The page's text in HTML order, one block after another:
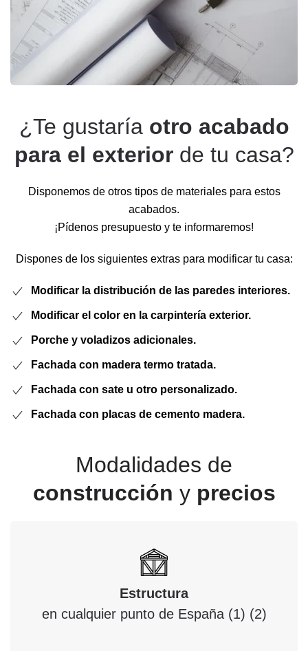
¿Te gustaría otro acabado
para el exteriorde tu casa?
Disponemos de otros tipos de materiales para estos
acabados.
¡Pídenos presupuesto y te informaremos!
Dispones de los siguientes extras para modificar tu casa:
Modificar la distribución de las paredes interiores.
Modificar el color en la carpintería exterior.
Porche y voladizos adicionales.
Fachada con madera termo tratada.
Fachada con sate u otro personalizado.
Fachada con placas de cemento madera.
Modalidades de
construcción y precios
Estructura
en cualquier punto de España (1) (2)